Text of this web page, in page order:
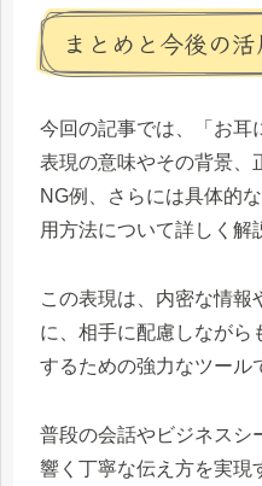
まとめと今後の
今回の記事では、「お耳
表現の意味やその背景、
NG例、さらには具体的
用方法について詳しく解
この表現は、内密な情報
に、相手に配慮しながら
するための強力なツール
普段の会話やビジネスシ
響く丁寧な伝え方を実現